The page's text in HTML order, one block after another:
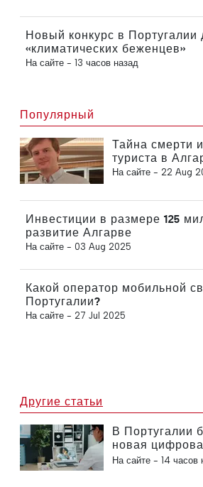
Новый конкурс в Португалии
«климатических беженцев»
На сайте - 13 часов назад
Популярный
Тайна смерти
туриста в
На сайте - 22 Aug
Инвестиции в размере 125
развитие Алгарве
На сайте - 03 Aug 2025
Какой оператор мобильной
Португалии?
На сайте - 27 Jul 2025
Другие статьи
В Португалии
новая
в сфере
На сайте - 14 часов